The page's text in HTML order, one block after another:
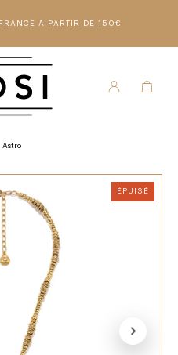
À PARTIR DE 150€
Astro
ÉPUISÉ